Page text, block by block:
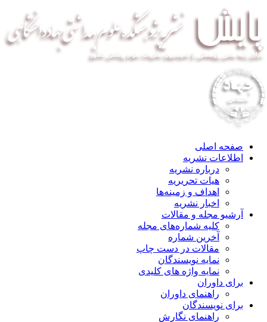
صفحه اصلی
اطلاعات نشریه
درباره نشریه
هیات تحریریه
اهداف و زمینه‌ها
اخبار نشریه
آرشیو مجله و مقالات
کلیه شماره‌های مجله
آخرین شماره
مقالات در دست چاپ
نمایه نویسندگان
نمایه واژه های کلیدی
برای داوران
راهنمای داوران
برای نویسندگان
راهنمای نگارش